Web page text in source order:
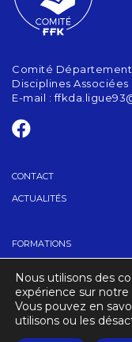
Comité
Disciplines Associées
E-mail :
CONTACT
ACTUALITÉS
FORMATIONS
TROUVER UN CLUB
Nous utilisons des
expérience sur notre
Vous pouvez en
utilisons ou les